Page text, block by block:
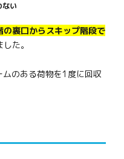
ない
の裏口からスキップ階段で
した。
のある荷物を1度に回収